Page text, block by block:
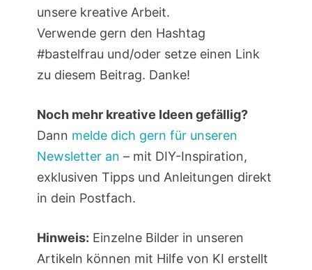
unsere kreative Arbeit.
Verwende gern den Hashtag
#bastelfrau und/oder setze einen Link
zu diesem Beitrag. Danke!
Noch mehr kreative Ideen gefällig?
Dann melde dich gern für unseren
Newsletter an – mit DIY-Inspiration,
exklusiven Tipps und Anleitungen direkt
in dein Postfach.
Hinweis: Einzelne Bilder in unseren
Artikeln können mit Hilfe von KI erstellt